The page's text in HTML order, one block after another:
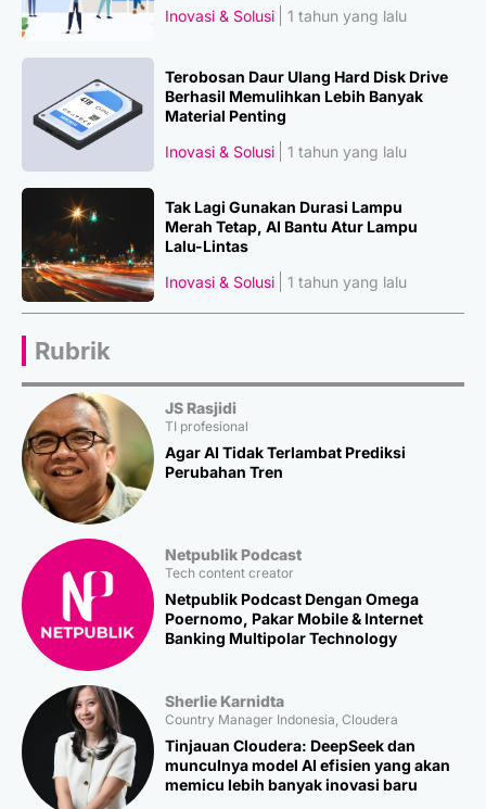
Inovasi & Solusi 1 tahun yang lalu
Terobosan Daur Ulang Hard Disk Drive
Berhasil Memulihkan Lebih Banyak
Material Penting
Inovasi & Solusi
1 tahun yang lalu
Tak Lagi Gunakan Durasi Lampu
Merah Tetap, AI Bantu Atur Lampu
Lalu-Lintas
Inovasi & Solusi
1 tahun yang lalu
Rubrik
JS Rasjidi
TI profesional
Agar AI Tidak Terlambat Prediksi
Perubahan Tren
Netpublik Podcast
Tech content creator
Netpublik Podcast Dengan Omega
Poernomo, Pakar Mobile & Internet
Banking Multipolar Technology
Sherlie Karnidta
Country Manager Indonesia, Cloudera
Tinjauan Cloudera: DeepSeek dan
munculnya model AI efisien yang akan
memicu lebih banyak inovasi baru